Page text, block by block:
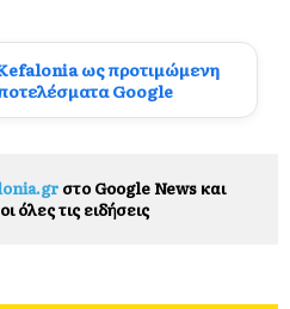
ως προτιμώμενη
Google
στο Google News και
όλες τις ειδήσεις